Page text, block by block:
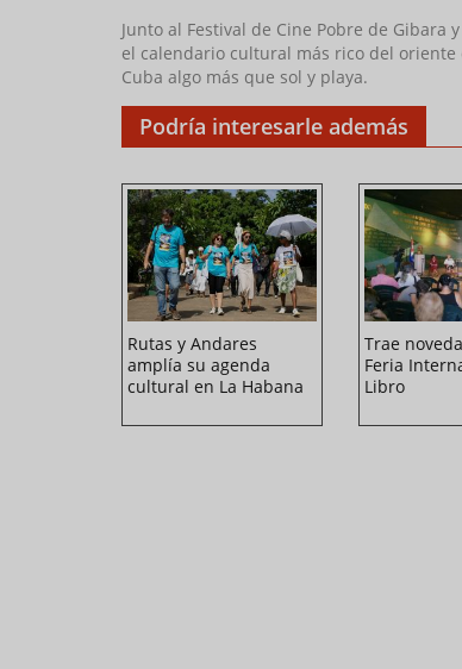
Junto al Festival de Cine Pobre de
el calendario cultural más rico del
Cuba algo más que sol y playa.
Podría interesarle además
Rutas y Andares
amplía su agenda
cultural en La Habana
Trae
Feria
Libro